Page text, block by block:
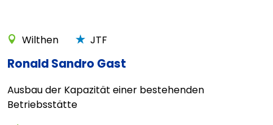
Wilthen JTF
Ronald Sandro Gast
Ausbau der Kapazität einer bestehenden
Betriebsstätte